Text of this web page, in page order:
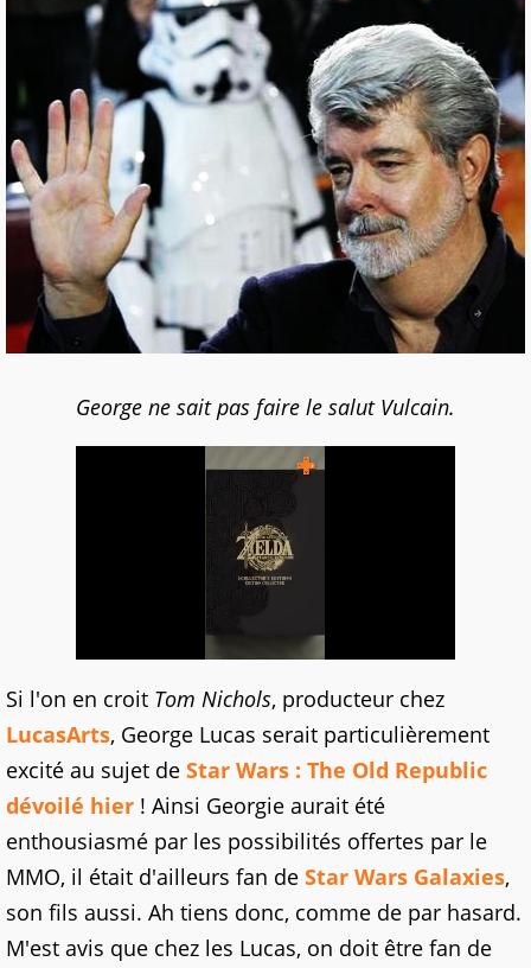
George ne sait pas faire le salut Vulcain.
Si l'on en croit Tom Nichols, producteur chez
LucasArts, George Lucas serait particulièrement
excité au sujet de Star Wars : The Old Republic
dévoilé hier ! Ainsi Georgie aurait été
enthousiasmé par les possibilités offertes par le
MMO, il était d'ailleurs fan de Star Wars Galaxies,
son fils aussi. Ah tiens donc, comme de par hasard.
M'est avis que chez les Lucas, on doit être fan de